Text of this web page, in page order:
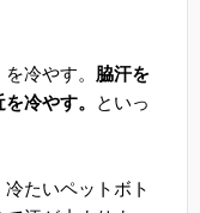
冷やす。 脇汗を
冷やす。
といっ
たいペットボト